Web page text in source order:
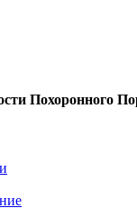
Похоронного